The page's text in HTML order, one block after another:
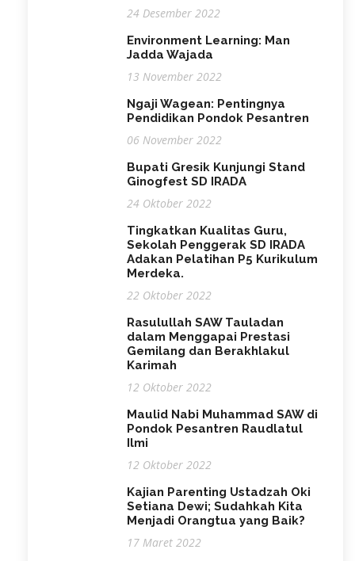
24 Desember 2022
Environment Learning: Man
Jadda Wajada
13 November 2022
Ngaji Wagean: Pentingnya
Pendidikan Pondok Pesantren
06 November 2022
Bupati Gresik Kunjungi Stand
Ginogfest SD IRADA
24 Oktober 2022
Tingkatkan Kualitas Guru,
Sekolah Penggerak SD IRADA
Adakan Pelatihan P5 Kurikulum
Merdeka.
22 Oktober 2022
Rasulullah SAW Tauladan
dalam Menggapai Prestasi
Gemilang dan Berakhlakul
Karimah
12 Oktober 2022
Maulid Nabi Muhammad SAW di
Pondok Pesantren Raudlatul
Ilmi
12 Oktober 2022
Kajian Parenting Ustadzah Oki
Setiana Dewi; Sudahkah Kita
Menjadi Orangtua yang Baik?
17 Maret 2022